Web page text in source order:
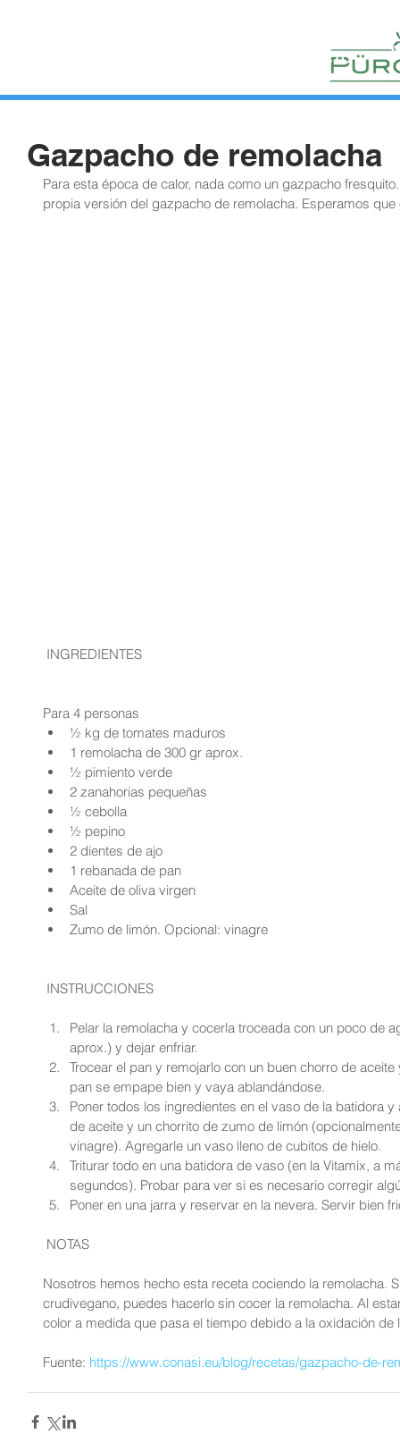
CONTACTO
Gazpacho de remolacha
Para esta época de calor, nada como un gazpacho
propia versión del gazpacho de remolacha. Esperamos que
INGREDIENTES
Para 4 personas
½ kg de tomates maduros
1 remolacha de 300 gr aprox.
½ pimiento verde
2 zanahorias pequeñas
½ cebolla
½ pepino
2 dientes de ajo
1 rebanada de pan
Aceite de oliva virgen
Sal
Zumo de limón. Opcional: vinagre
INSTRUCCIONES
Pelar la remolacha y cocerla troceada con un poco de
aprox.) y dejar enfriar.
Trocear el pan y remojarlo con un buen chorro de
pan se empape bien y vaya ablandándose.
Poner todos los ingredientes en el vaso de la batidora
de aceite y un chorrito de zumo de limón
vinagre). Agregarle un vaso lleno de cubitos de hielo.
Triturar todo en una batidora de vaso (en la Vitamix, a
segundos). Probar para ver si es necesario corregir
Poner en una jarra y reservar en la nevera. Servir bien
NOTAS
Nosotros hemos hecho esta receta cociendo la remolacha.
crudivegano, puedes hacerlo sin cocer la remolacha. Al
color a medida que pasa el tiempo debido a la oxidación de
Fuente: https://www.conasi.eu/blog/recetas/gazpacho-de-